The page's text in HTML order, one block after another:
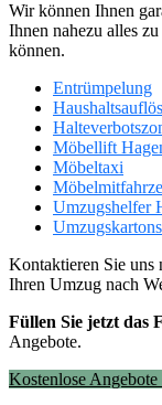
Wir können Ihnen
Ihnen nahezu alles
können.
Entrümpelung
Möbellift
Möbeltaxi
Umzugshelfer
Umzugskartons
Kontaktieren Sie uns
Ihren Umzug nach
Füllen Sie jetzt das
Angebote.
Kostenlose Angebote